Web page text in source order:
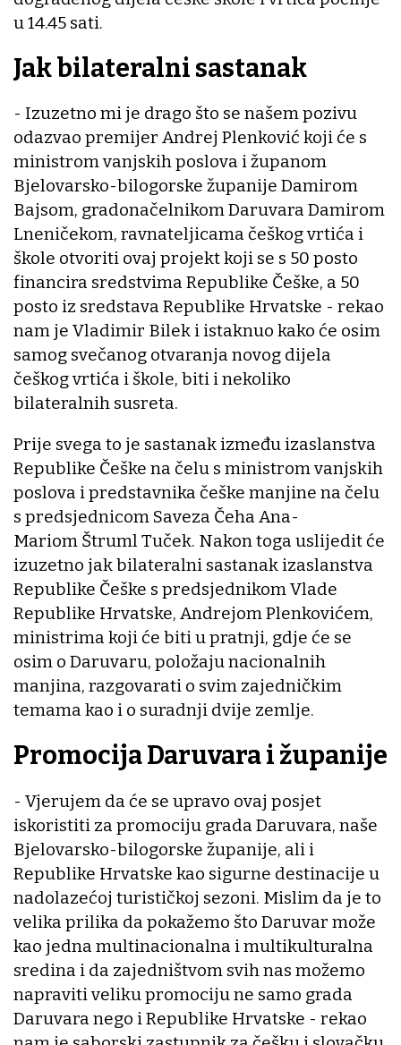
u 14.45 sati.
Jak bilateralni sastanak
- Izuzetno mi je drago što se našem pozivu
odazvao premijer Andrej Plenković koji će s
ministrom vanjskih poslova i županom
Bjelovarsko-bilogorske županije Damirom
Bajsom, gradonačelnikom Daruvara Damirom
Lneničekom, ravnateljicama češkog vrtića i
škole otvoriti ovaj projekt koji se s 50 posto
financira sredstvima Republike Češke, a 50
posto iz sredstava Republike Hrvatske - rekao
nam je Vladimir Bilek i istaknuo kako će osim
samog svečanog otvaranja novog dijela
češkog vrtića i škole, biti i nekoliko
bilateralnih susreta.
Prije svega to je sastanak između izaslanstva
Republike Češke na čelu s ministrom vanjskih
poslova i predstavnika češke manjine na čelu
s predsjednicom Saveza Čeha Ana-
Mariom Štruml Tuček. Nakon toga uslijedit će
izuzetno jak bilateralni sastanak izaslanstva
Republike Češke s predsjednikom Vlade
Republike Hrvatske, Andrejom Plenkovićem,
ministrima koji će biti u pratnji, gdje će se
osim o Daruvaru, položaju nacionalnih
manjina, razgovarati o svim zajedničkim
temama kao i o suradnji dvije zemlje.
Promocija Daruvara i županije
- Vjerujem da će se upravo ovaj posjet
iskoristiti za promociju grada Daruvara, naše
Bjelovarsko-bilogorske županije, ali i
Republike Hrvatske kao sigurne destinacije u
nadolazećoj turističkoj sezoni. Mislim da je to
velika prilika da pokažemo što Daruvar može
kao jedna multinacionalna i multikulturalna
sredina i da zajedništvom svih nas možemo
napraviti veliku promociju ne samo grada
Daruvara nego i Republike Hrvatske - rekao